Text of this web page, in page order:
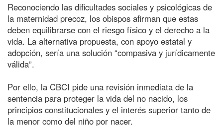
Reconociendo las dificultades sociales y psicológicas de
la maternidad precoz, los obispos afirman que estas
deben equilibrarse con el riesgo físico y el derecho a la
vida. La alternativa propuesta, con apoyo estatal y
adopción, sería una solución “compasiva y jurídicamente
válida”.
Por ello, la CBCI pide una revisión inmediata de la
sentencia para proteger la vida del no nacido, los
principios constitucionales y el interés superior tanto de
la menor como del niño por nacer.